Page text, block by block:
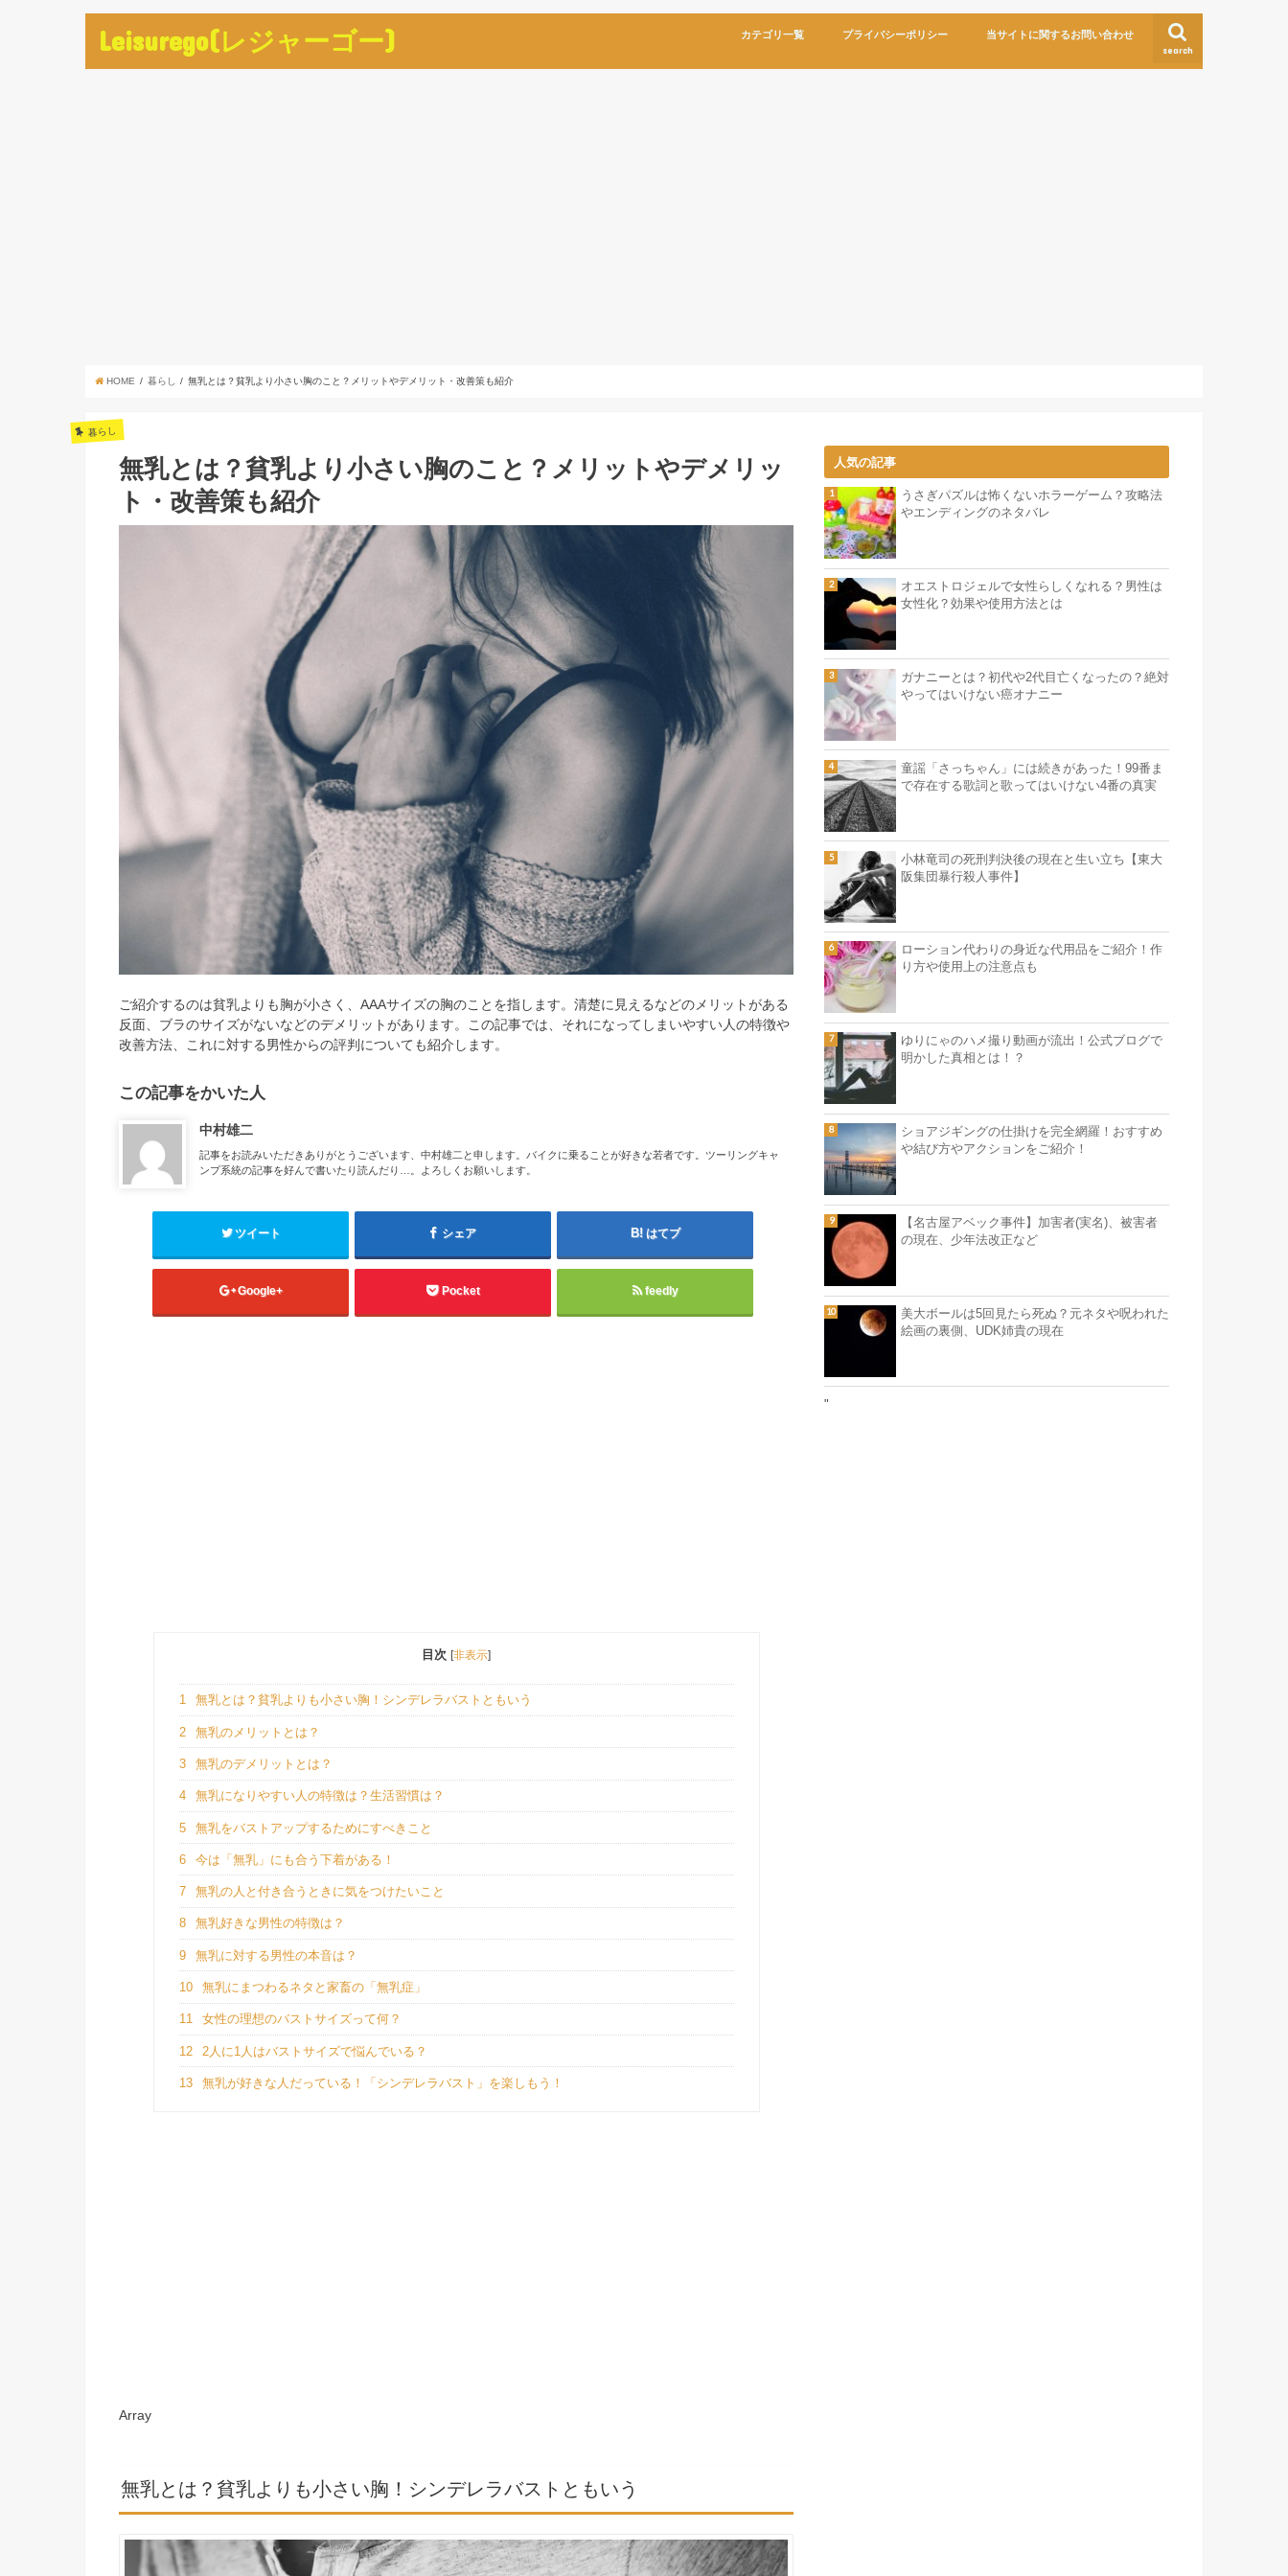
Leisurego(レジャーゴー) search
カテゴリ一覧 プライバシーポリシー 当サイトに関するお問い合わせ
HOME 暮らし 無乳とは？貧乳より小さい胸のこと？メリットやデメリット・改善策も紹介
暮らし
無乳とは？貧乳より小さい胸のこと？メリットやデメリッ
ト・改善策も紹介
ご紹介するのは貧乳よりも胸が小さく、AAAサイズの胸のことを指します。清楚に見えるなどのメリットがある
反面、ブラのサイズがないなどのデメリットがあります。この記事では、それになってしまいやすい人の特徴や
改善方法、これに対する男性からの評判についても紹介します。
この記事をかいた人
中村雄二
記事をお読みいただきありがとうございます、中村雄二と申します。バイクに乗ることが好きな若者です。ツーリングキャ
ンプ系統の記事を好んで書いたり読んだり…。よろしくお願いします。
ツイート シェア はてブ
Google+ Pocket feedly
目次 [非表示]
1 無乳とは？貧乳よりも小さい胸！シンデレラバストともいう
2 無乳のメリットとは？
3 無乳のデメリットとは？
4 無乳になりやすい人の特徴は？生活習慣は？
5 無乳をバストアップするためにすべきこと
6 今は「無乳」にも合う下着がある！
7 無乳の人と付き合うときに気をつけたいこと
8 無乳好きな男性の特徴は？
9 無乳に対する男性の本音は？
10 無乳にまつわるネタと家畜の「無乳症」
11 女性の理想のバストサイズって何？
12 2人に1人はバストサイズで悩んでいる？
13 無乳が好きな人だっている！「シンデレラバスト」を楽しもう！
Array
無乳とは？貧乳よりも小さい胸！シンデレラバストともいう
人気の記事
うさぎパズルは怖くないホラーゲーム？攻略法
やエンディングのネタバレ
オエストロジェルで女性らしくなれる？男性は
女性化？効果や使用方法とは
ガナニーとは？初代や2代目亡くなったの？絶対
やってはいけない癌オナニー
童謡「さっちゃん」には続きがあった！99番ま
で存在する歌詞と歌ってはいけない4番の真実
小林竜司の死刑判決後の現在と生い立ち【東大
阪集団暴行殺人事件】
ローション代わりの身近な代用品をご紹介！作
り方や使用上の注意点も
ゆりにゃのハメ撮り動画が流出！公式ブログで
明かした真相とは！？
ショアジギングの仕掛けを完全網羅！おすすめ
や結び方やアクションをご紹介！
【名古屋アベック事件】加害者(実名)、被害者
の現在、少年法改正など
美大ボールは5回見たら死ぬ？元ネタや呪われた
絵画の裏側、UDK姉貴の現在
"